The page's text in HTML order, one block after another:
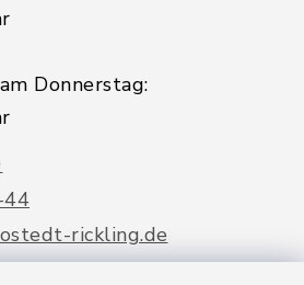
Donnerstag:
rickling.de